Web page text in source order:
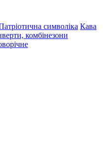
символіка Кава
комбінезони